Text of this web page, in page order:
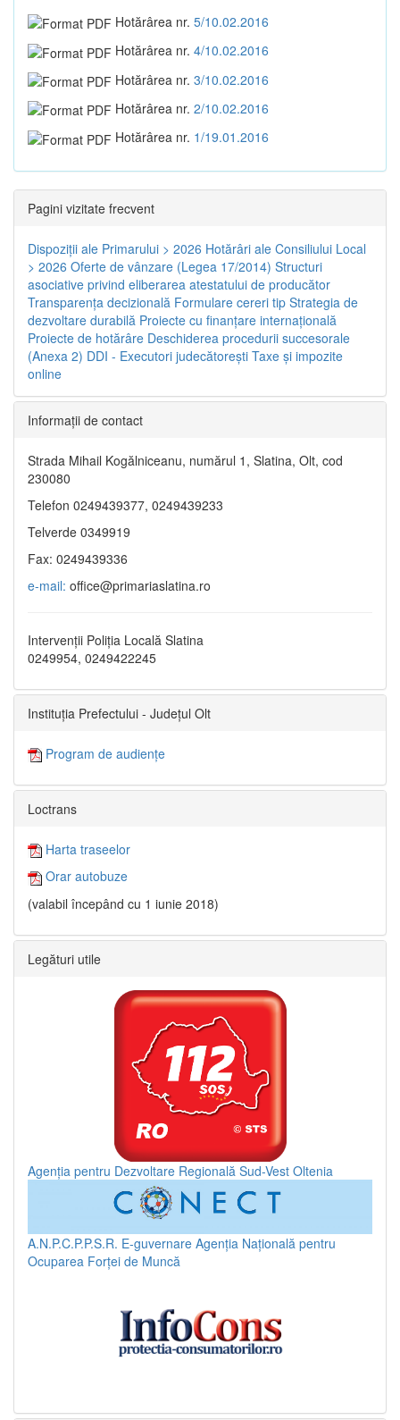
Hotărârea nr. 5/10.02.2016
Hotărârea nr. 4/10.02.2016
Hotărârea nr. 3/10.02.2016
Hotărârea nr. 2/10.02.2016
Hotărârea nr. 1/19.01.2016
Pagini vizitate frecvent
Dispoziţii ale Primarului > 2026 Hotărâri ale Consiliului Local
> 2026 Oferte de vânzare (Legea 17/2014) Structuri
asociative privind eliberarea atestatului de producător
Transparenţa decizională Formulare cereri tip Strategia de
dezvoltare durabilă Proiecte cu finanţare internaţională
Proiecte de hotărâre Deschiderea procedurii succesorale
(Anexa 2) DDI - Executori judecătorești Taxe şi impozite
online
Informaţii de contact
Strada Mihail Kogălniceanu, numărul 1, Slatina, Olt, cod
230080
Telefon 0249439377, 0249439233
Telverde 0349919
Fax: 0249439336
e-mail: office@primariaslatina.ro
Intervenții Poliția Locală Slatina
0249954, 0249422245
Instituția Prefectului - Județul Olt
Program de audiențe
Loctrans
Harta traseelor
Orar autobuze
(valabil începând cu 1 iunie 2018)
Legături utile
Agenția pentru Dezvoltare Regională Sud-Vest Oltenia
A.N.P.C.P.P.S.R. E-guvernare Agenția Națională pentru
Ocuparea Forței de Muncă